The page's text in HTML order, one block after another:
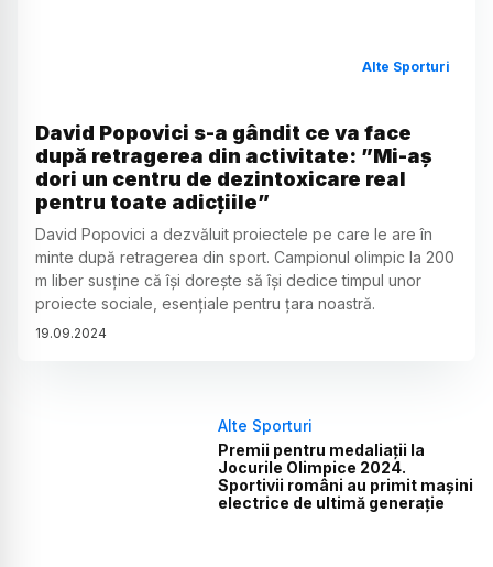
Alte Sporturi
David Popovici s-a gândit ce va face
după retragerea din activitate: ”Mi-aș
dori un centru de dezintoxicare real
pentru toate adicţiile”
David Popovici a dezvăluit proiectele pe care le are în
minte după retragerea din sport. Campionul olimpic la 200
m liber susține că își dorește să își dedice timpul unor
proiecte sociale, esențiale pentru țara noastră.
19.09.2024
Alte Sporturi
Premii pentru medaliații la
Jocurile Olimpice 2024.
Sportivii români au primit mașini
electrice de ultimă generație